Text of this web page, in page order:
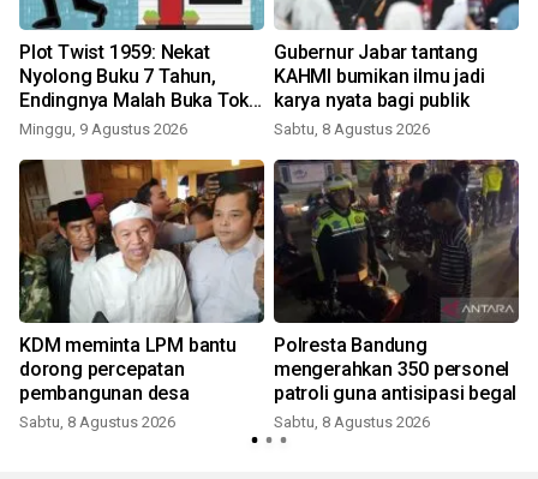
Plot Twist 1959: Nekat
Nyolong Buku 7 Tahun,
Endingnya Malah Buka Toko
Saingan!
Minggu, 9 Agustus 2026
Gubernur Jabar tantang
KAHMI bumikan ilmu jadi
karya nyata bagi publik
Sabtu, 8 Agustus 2026
KDM meminta LPM bantu
dorong percepatan
pembangunan desa
Sabtu, 8 Agustus 2026
Polresta Bandung
mengerahkan 350 personel
patroli guna antisipasi begal
Sabtu, 8 Agustus 2026